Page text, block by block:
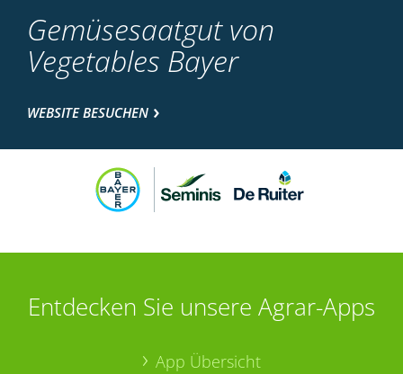
Gemüsesaatgut von
Vegetables Bayer
WEBSITE BESUCHEN
Entdecken Sie unsere Agrar-Apps
App Übersicht